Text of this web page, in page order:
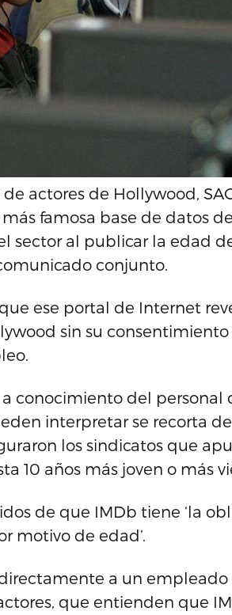
actores de Hollywood,
famosa base de datos
sector al publicar la edad
conjunto.
ese portal de Internet
sin su consentimiento
conocimiento del personal
interpretar se recorta
los sindicatos que
10 años más joven o más
de que IMDb tiene ‘la
motivo de edad’.
a un
que entienden que